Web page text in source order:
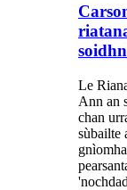
Le
Ann an
chan
sùbailte